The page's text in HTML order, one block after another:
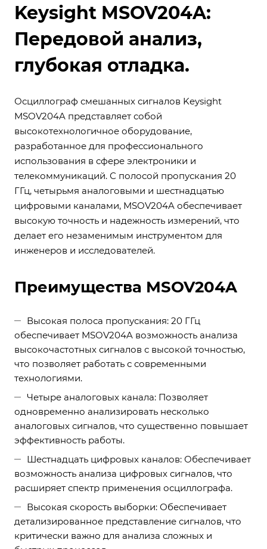
Keysight MSOV204A:
Передовой анализ,
глубокая отладка.
Осциллограф смешанных сигналов Keysight
MSOV204A представляет собой
высокотехнологичное оборудование,
разработанное для профессионального
использования в сфере электроники и
телекоммуникаций. С полосой пропускания 20
ГГц, четырьмя аналоговыми и шестнадцатью
цифровыми каналами, MSOV204A обеспечивает
высокую точность и надежность измерений, что
делает его незаменимым инструментом для
инженеров и исследователей.
Преимущества MSOV204A
Высокая полоса пропускания: 20 ГГц
обеспечивает MSOV204A возможность анализа
высокочастотных сигналов с высокой точностью,
что позволяет работать с современными
технологиями.
Четыре аналоговых канала: Позволяет
одновременно анализировать несколько
аналоговых сигналов, что существенно повышает
эффективность работы.
Шестнадцать цифровых каналов: Обеспечивает
возможность анализа цифровых сигналов, что
расширяет спектр применения осциллографа.
Высокая скорость выборки: Обеспечивает
детализированное представление сигналов, что
критически важно для анализа сложных и